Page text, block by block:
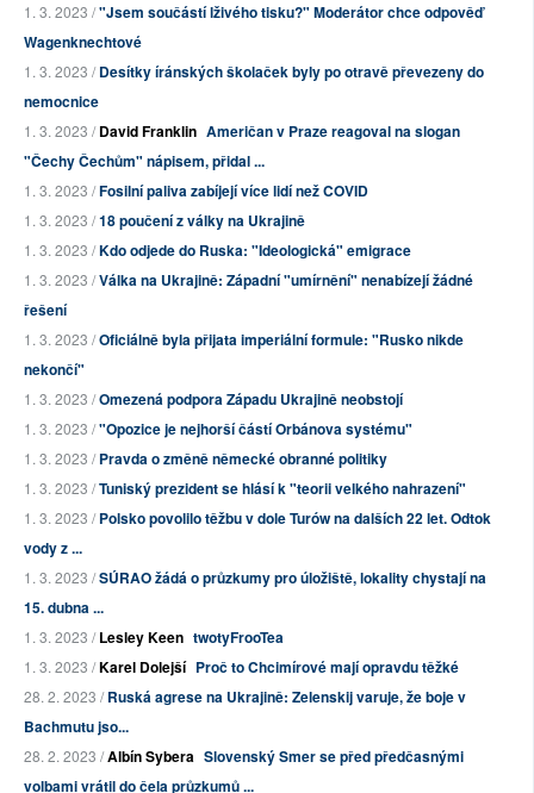
1. 3. 2023 /"Jsem součástí lživého tisku?" Moderátor chce odpověď
Wagenknechtové
1. 3. 2023 /Desítky íránských školaček byly po otravě převezeny do
nemocnice
1. 3. 2023 /David Franklin Američan v Praze reagoval na slogan
"Čechy Čechům" nápisem, přidal ...
1. 3. 2023 /Fosilní paliva zabíjejí více lidí než COVID
1. 3. 2023 /18 poučení z války na Ukrajině
1. 3. 2023 /Kdo odjede do Ruska: "Ideologická" emigrace
1. 3. 2023 /Válka na Ukrajině: Západní "umírnění" nenabízejí žádné
řešení
1. 3. 2023 /Oficiálně byla přijata imperiální formule: "Rusko nikde
nekončí"
1. 3. 2023 /Omezená podpora Západu Ukrajině neobstojí
1. 3. 2023 /"Opozice je nejhorší částí Orbánova systému"
1. 3. 2023 /Pravda o změně německé obranné politiky
1. 3. 2023 /Tuniský prezident se hlásí k "teorii velkého nahrazení"
1. 3. 2023 /Polsko povolilo těžbu v dole Turów na dalších 22 let. Odtok
vody z ...
1. 3. 2023 /SÚRAO žádá o průzkumy pro úložiště, lokality chystají na
15. dubna ...
1. 3. 2023 /Lesley Keen twotyFrooTea
1. 3. 2023 /Karel Dolejší Proč to Chcimírové mají opravdu těžké
28. 2. 2023 /Ruská agrese na Ukrajině: Zelenskij varuje, že boje v
Bachmutu jso...
28. 2. 2023 /Albín Sybera Slovenský Smer se před předčasnými
volbami vrátil do čela průzkumů ...